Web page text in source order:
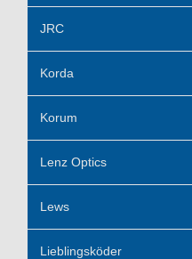
JRC
Korda
Korum
Lenz Optics
Lews
Lieblingsköder